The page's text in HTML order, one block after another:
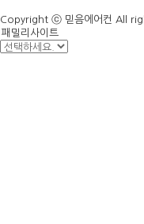
Copyright ⓒ 믿음에어컨 All
패밀리사이트